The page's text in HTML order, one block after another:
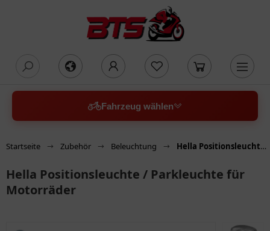
Fahrzeug wählen
Startseite Zubehör Beleuchtung Hella Positionsleuchte / Parkleuchte für Motorräder
Hella Positionsleuchte / Parkleuchte für
Motorräder